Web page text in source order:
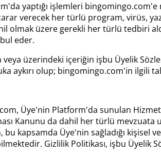
yaptığı işlemleri
verecek her türlü program, virüs,
olmak üzere gerekli her türlü tedbiri
eder.
üzerindeki içeriğin işbu Üyelik
aykırı olup; bingomingo.com'in ilgili
Üye'nin Platform'da sunulan
Kanunu da dahil her türlü mevzuata
bu kapsamda Üye'nin sağladığı
Gizlilik Politikası, işbu Üyelik